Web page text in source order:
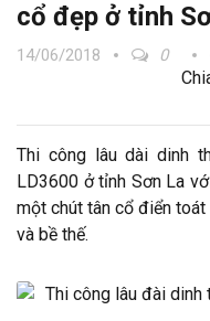
cổ đẹp ở tỉnh
14/06/2018 0
Thi công lâu dài dinh
LD3600 ở tỉnh Sơn La
một chút tân cổ điển
và bề thế.